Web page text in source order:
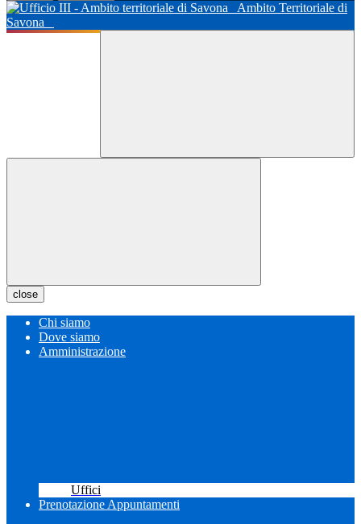
Ambito Territoriale di
Savona
close
Chi siamo
Dove siamo
Amministrazione
Uffici
Prenotazione Appuntamenti